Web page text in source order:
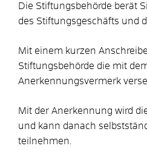
Die Stiftungsbehörde berät
des Stiftungsgeschäfts und
Mit einem kurzen
Stiftungsbehörde die mit
Anerkennungsvermerk
Mit der Anerkennung wird
und kann danach
teilnehmen.